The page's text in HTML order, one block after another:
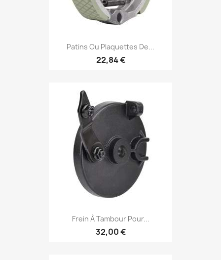
Patins Ou Plaquettes De...
22,84 €
Frein À Tambour Pour...
32,00 €